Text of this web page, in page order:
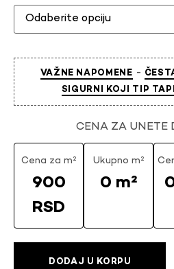
VAŽNE NAPOMENE -
SIGURNI KOJI TIP
CENA ZA UNETE
Cena za m²
900
RSD
Ukupno m²
0 m²
DODAJ U KORPU